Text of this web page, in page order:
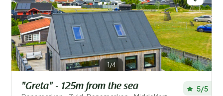
1/4
"Greta" - 125m from the sea 5/5